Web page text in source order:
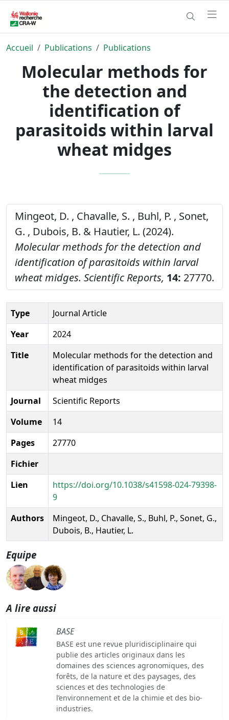
Accueil Publications Publications
Molecular methods for
the detection and
identification of
parasitoids within larval
wheat midges
Mingeot, D. , Chavalle, S. , Buhl, P. , Sonet,
G. , Dubois, B. & Hautier, L. (2024).
Molecular methods for the detection and
identification of parasitoids within larval
wheat midges. Scientific Reports, 14: 27770.
Type
Journal Article
Year
2024
Title
Molecular methods for the detection and
identification of parasitoids within larval
wheat midges
Journal
Scientific Reports
Volume
14
Pages
27770
Fichier
Lien
https://doi.org/10.1038/s41598-024-79398-
9
Authors
Mingeot, D., Chavalle, S., Buhl, P., Sonet, G.,
Dubois, B., Hautier, L.
Equipe
A lire aussi
BASE
BASE est une revue pluridisciplinaire qui
publie des articles originaux dans les
domaines des sciences agronomiques, des
forêts, de la nature et des paysages, des
sciences et des technologies de
l’environnement et de la chimie et des bio-
industries.